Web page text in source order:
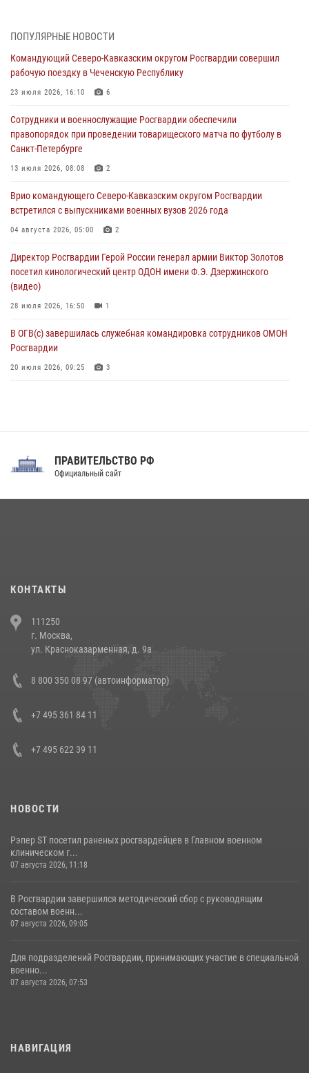
составом военно-политических органов
Мастер-класс по боевым искусствам провели росгвардейцы в
Херсонской области
Росгвардейцы задержали хулигана, пугавшего пневматическим
пистолетом граждан центре Санкт-Петербурга
07 августа 2026, 08:33
В центре Москвы росгвардейцы задержали мужчину, пытавшегося
проникнуть на охраняемый объект через крышу (видео)
07 августа 2026, 08:04
ПОПУЛЯРНЫЕ НОВОСТИ
Командующий Северо-Кавказским округом Росгвардии совершил
рабочую поездку в Чеченскую Республику
23 июля 2026, 16:10 6
Сотрудники и военнослужащие Росгвардии обеспечили
правопорядок при проведении товарищеского матча по футболу в
Санкт-Петербурге
13 июля 2026, 08:08 2
Врио командующего Северо-Кавказским округом Росгвардии
встретился с выпускниками военных вузов 2026 года
04 августа 2026, 05:00 2
Директор Росгвардии Герой России генерал армии Виктор Золотов
посетил кинологический центр ОДОН имени Ф.Э. Дзержинского
(видео)
28 июля 2026, 16:50 1
В ОГВ(с) завершилась служебная командировка сотрудников ОМОН
Росгвардии
20 июля 2026, 09:25 3
Праздник «Один день с Росгвардией» к 105-летию Центрального
напавших на бригаду скорой помощи (видео)
14 июля 2026, 12:20
В Росгвардии прошла военно-научная конференция по обобщению
боевого опыта
ПРАВИТЕЛЬСТВО РФ
Официальный сайт
КОНТАКТЫ
111250
г. Москва,
ул. Красноказарменная, д. 9а
8 800 350 08 97 (автоинформатор)
+7 495 361 84 11
+7 495 622 39 11
НОВОСТИ
Рэпер ST посетил раненых росгвардейцев в Главном военном
клиническом г...
07 августа 2026, 11:18
В Росгвардии завершился методический сбор с руководящим
составом военн...
07 августа 2026, 09:05
Для подразделений Росгвардии, принимающих участие в специальной
военно...
07 августа 2026, 07:53
НАВИГАЦИЯ